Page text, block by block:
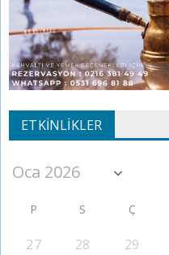
ETKINLIKLER
P S Ç
27 28 29